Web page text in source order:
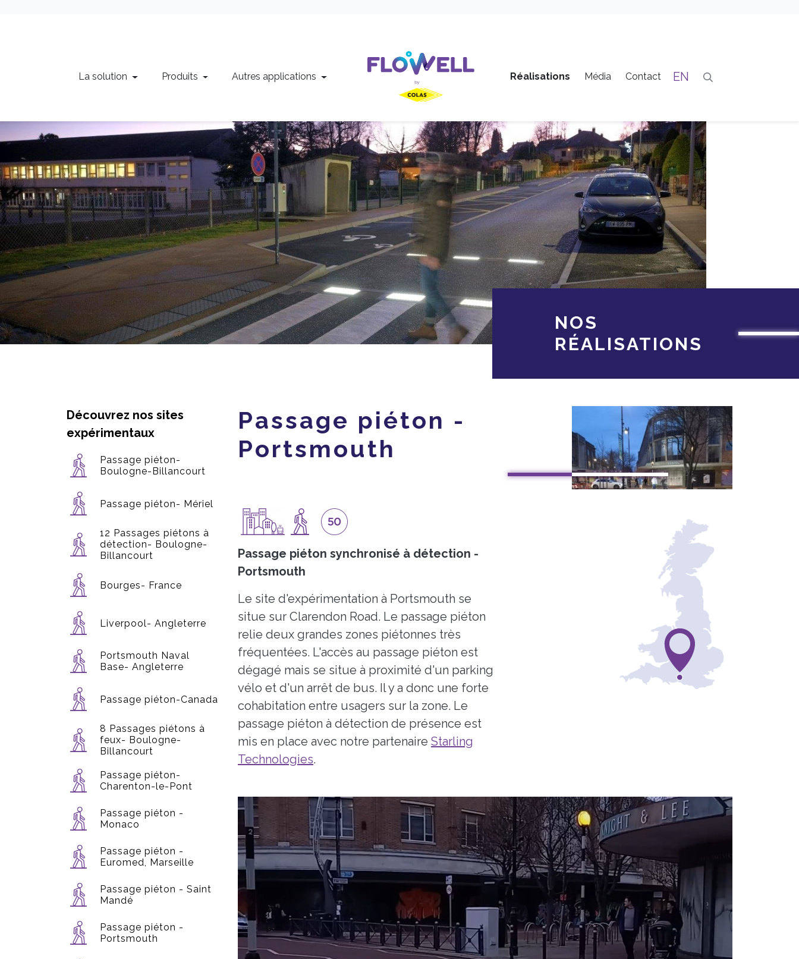
La solution Produits Autres applications Réalisations Média Contact EN
NOS
RÉALISATIONS
Découvrez nos sites
expérimentaux
Passage piéton-
Boulogne-Billancourt
Passage piéton- Mériel
12 Passages piétons à
détection- Boulogne-
Billancourt
Bourges- France
Liverpool- Angleterre
Portsmouth Naval
Base- Angleterre
Passage piéton-Canada
8 Passages piétons à
feux- Boulogne-
Billancourt
Passage piéton-
Charenton-le-Pont
Passage piéton -
Monaco
Passage piéton -
Euromed, Marseille
Passage piéton - Saint
Mandé
Passage piéton -
Portsmouth
Passage piéton -
Portsmouth
Passage piéton synchronisé à détection -
Portsmouth
Le site d'expérimentation à Portsmouth se
situe sur Clarendon Road. Le passage piéton
relie deux grandes zones piétonnes très
fréquentées. L'accès au passage piéton est
dégagé mais se situe à proximité d'un parking
vélo et d'un arrêt de bus. Il y a donc une forte
cohabitation entre usagers sur la zone. Le
passage piéton à détection de présence est
mis en place avec notre partenaire Starling
Technologies.